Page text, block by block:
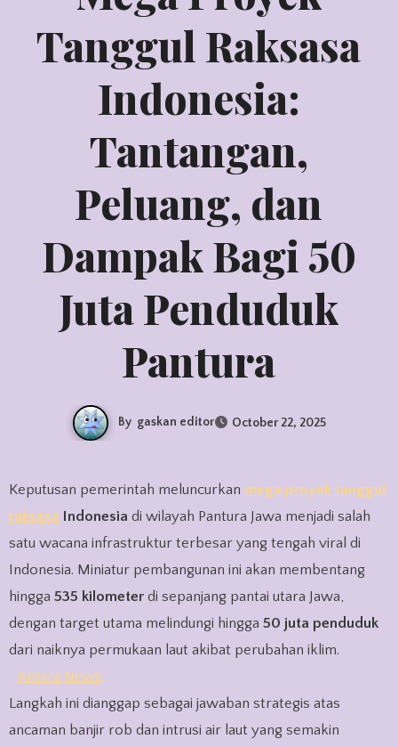
Tanggul Raksasa
Indonesia:
Tantangan,
Peluang, dan
Dampak Bagi 50
Juta Penduduk
Pantura
By gaskan editor October 22, 2025
Keputusan pemerintah meluncurkan mega proyek tanggul
raksasa Indonesia di wilayah Pantura Jawa menjadi salah
satu wacana infrastruktur terbesar yang tengah viral di
Indonesia. Miniatur pembangunan ini akan membentang
hingga 535 kilometerdi sepanjang pantai utara Jawa,
dengan target utama melindungi hingga 50 juta penduduk
dari naiknya permukaan laut akibat perubahan iklim.
Antara News
Langkah ini dianggap sebagai jawaban strategis atas
ancaman banjir rob dan intrusi air laut yang semakin